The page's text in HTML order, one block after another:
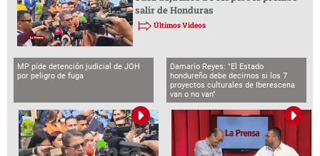
salir de Honduras
Últimos Videos
MP pide detención judicial de JOH
por peligro de fuga
Damario Reyes: "El Estado
hondureño debe decirnos si los 7
proyectos culturales de Iberescena
van o no van"